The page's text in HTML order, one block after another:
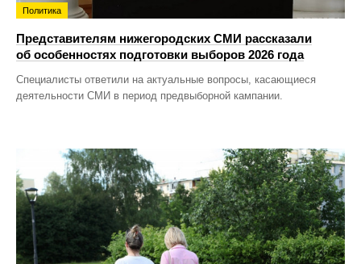
Политика
Представителям нижегородских СМИ рассказали
об особенностях подготовки выборов 2026 года
Специалисты ответили на актуальные вопросы, касающиеся
деятельности СМИ в период предвыборной кампании.